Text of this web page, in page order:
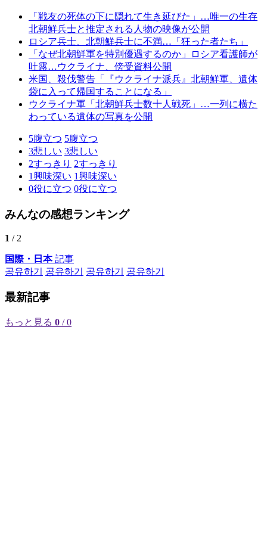
「戦友の死体の下に隠れて生き延びた」…唯一の生存
北朝鮮兵士と推定される人物の映像が公開
ロシア兵士、北朝鮮兵士に不満…「狂った者たち」
「なぜ北朝鮮軍を特別優遇するのか」ロシア看護師が
吐露…ウクライナ、傍受資料公開
米国、殺伐警告「『ウクライナ派兵』北朝鮮軍、遺体
袋に入って帰国することになる」
ウクライナ軍「北朝鮮兵士数十人戦死」…一列に横た
わっている遺体の写真を公開
5腹立つ 5腹立つ
3悲しい 3悲しい
2すっきり 2すっきり
1興味深い 1興味深い
0役に立つ 0役に立つ
みんなの感想ランキング
1 / 2
国際・日本記事
공유하기
공유하기 공유하기 공유하기
最新記事
もっと見る 0 / 0